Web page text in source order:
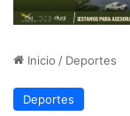
Inicio / Deportes
Deportes